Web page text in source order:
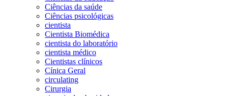
Ciências da saúde
Ciências psicológicas
cientista
Cientista Biomédica
cientista do laboratório
cientista médico
Cientistas clínicos
Cínica Geral
circulating
Cirurgia